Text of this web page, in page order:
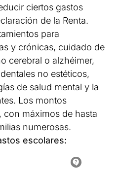
ciertos gastos
de la Renta.
para
y crónicas, cuidado de
cerebral o alzhéimer,
no estéticos,
de salud mental y la
Los montos
con máximos de hasta
numerosas.
escolares: